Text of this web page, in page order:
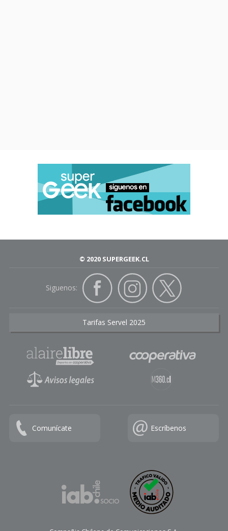
© 2020 SUPERGEEK.CL
Siguenos:
Tarifas Servel 2025
Comunícate Escríbenos